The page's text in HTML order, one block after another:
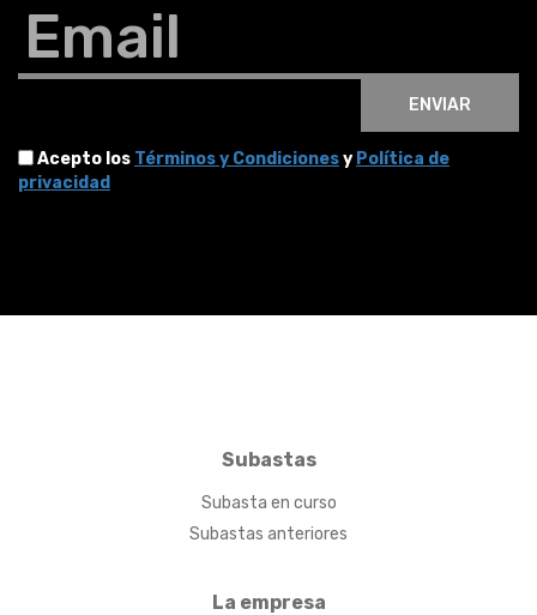
Email
ENVIAR
Acepto los Términos y Condicionesy Política de
privacidad
Subastas
Subasta en curso
Subastas anteriores
La empresa